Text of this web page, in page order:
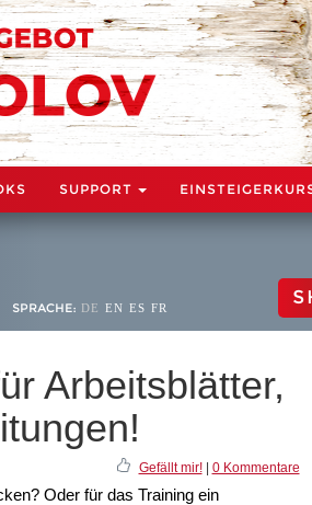
SUPPORT
SPRACHE: DE EN ES FR
Arbeitsblätter,
Gefällt mir!| 0 Kommentare
Oder für das Training ein